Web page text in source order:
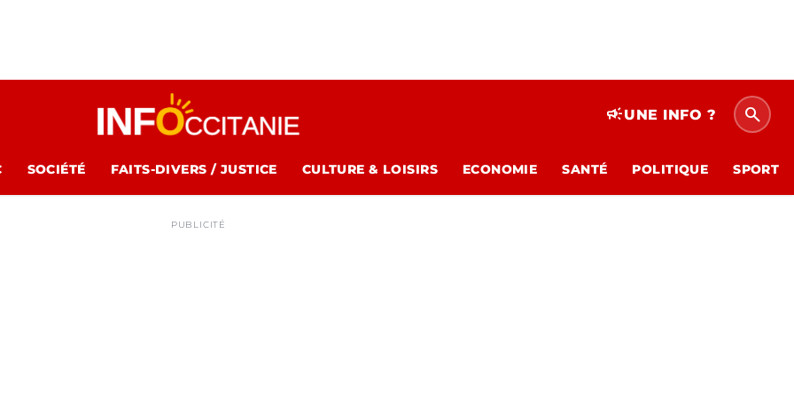
campaignUNE INFO ? search
SOCIÉTÉ FAITS-DIVERS / JUSTICE CULTURE & LOISIRS ECONOMIE SANTÉ POLITIQUE SPORT
PUBLICITÉ